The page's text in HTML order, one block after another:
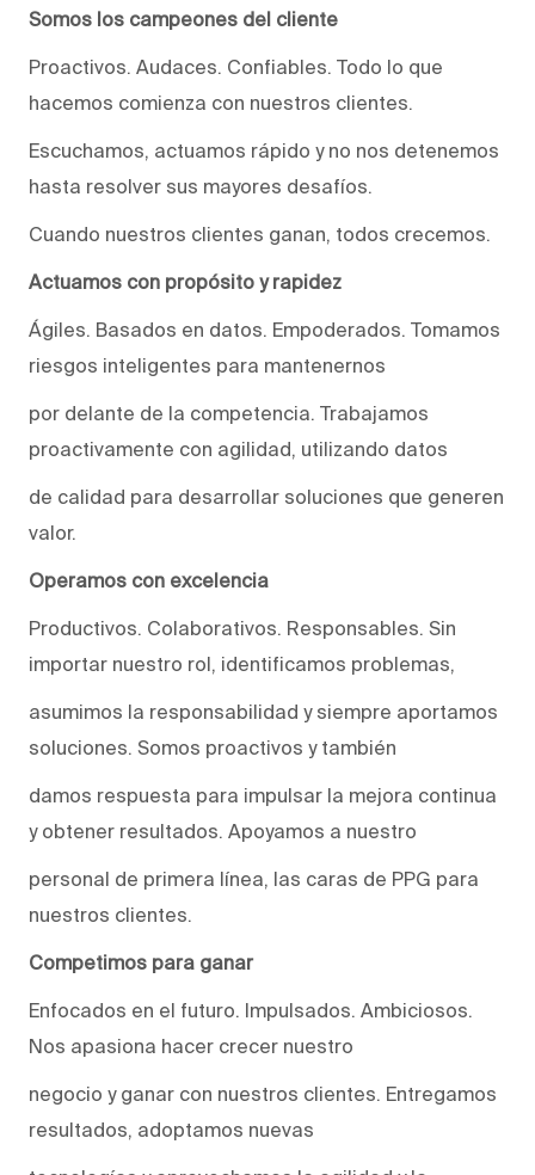
Somos los campeones del cliente
Proactivos. Audaces. Confiables. Todo lo que
hacemos comienza con nuestros clientes.
Escuchamos, actuamos rápido y no nos detenemos
hasta resolver sus mayores desafíos.
Cuando nuestros clientes ganan, todos crecemos.
Actuamos con propósito y rapidez
Ágiles. Basados en datos. Empoderados. Tomamos
riesgos inteligentes para mantenernos
por delante de la competencia. Trabajamos
proactivamente con agilidad, utilizando datos
de calidad para desarrollar soluciones que generen
valor.
Operamos con excelencia
Productivos. Colaborativos. Responsables. Sin
importar nuestro rol, identificamos problemas,
asumimos la responsabilidad y siempre aportamos
soluciones. Somos proactivos y también
damos respuesta para impulsar la mejora continua
y obtener resultados. Apoyamos a nuestro
personal de primera línea, las caras de PPG para
nuestros clientes.
Competimos para ganar
Enfocados en el futuro. Impulsados. Ambiciosos.
Nos apasiona hacer crecer nuestro
negocio y ganar con nuestros clientes. Entregamos
resultados, adoptamos nuevas